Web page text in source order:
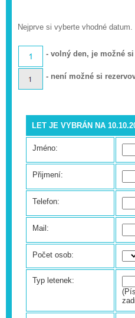
Nejprve si vyberte vhodné
- volný den, je možné
- není možné si
LET JE VYBRÁN NA
Jméno:
Přijmení:
Telefon:
Mail:
Počet osob:
Typ letenek: